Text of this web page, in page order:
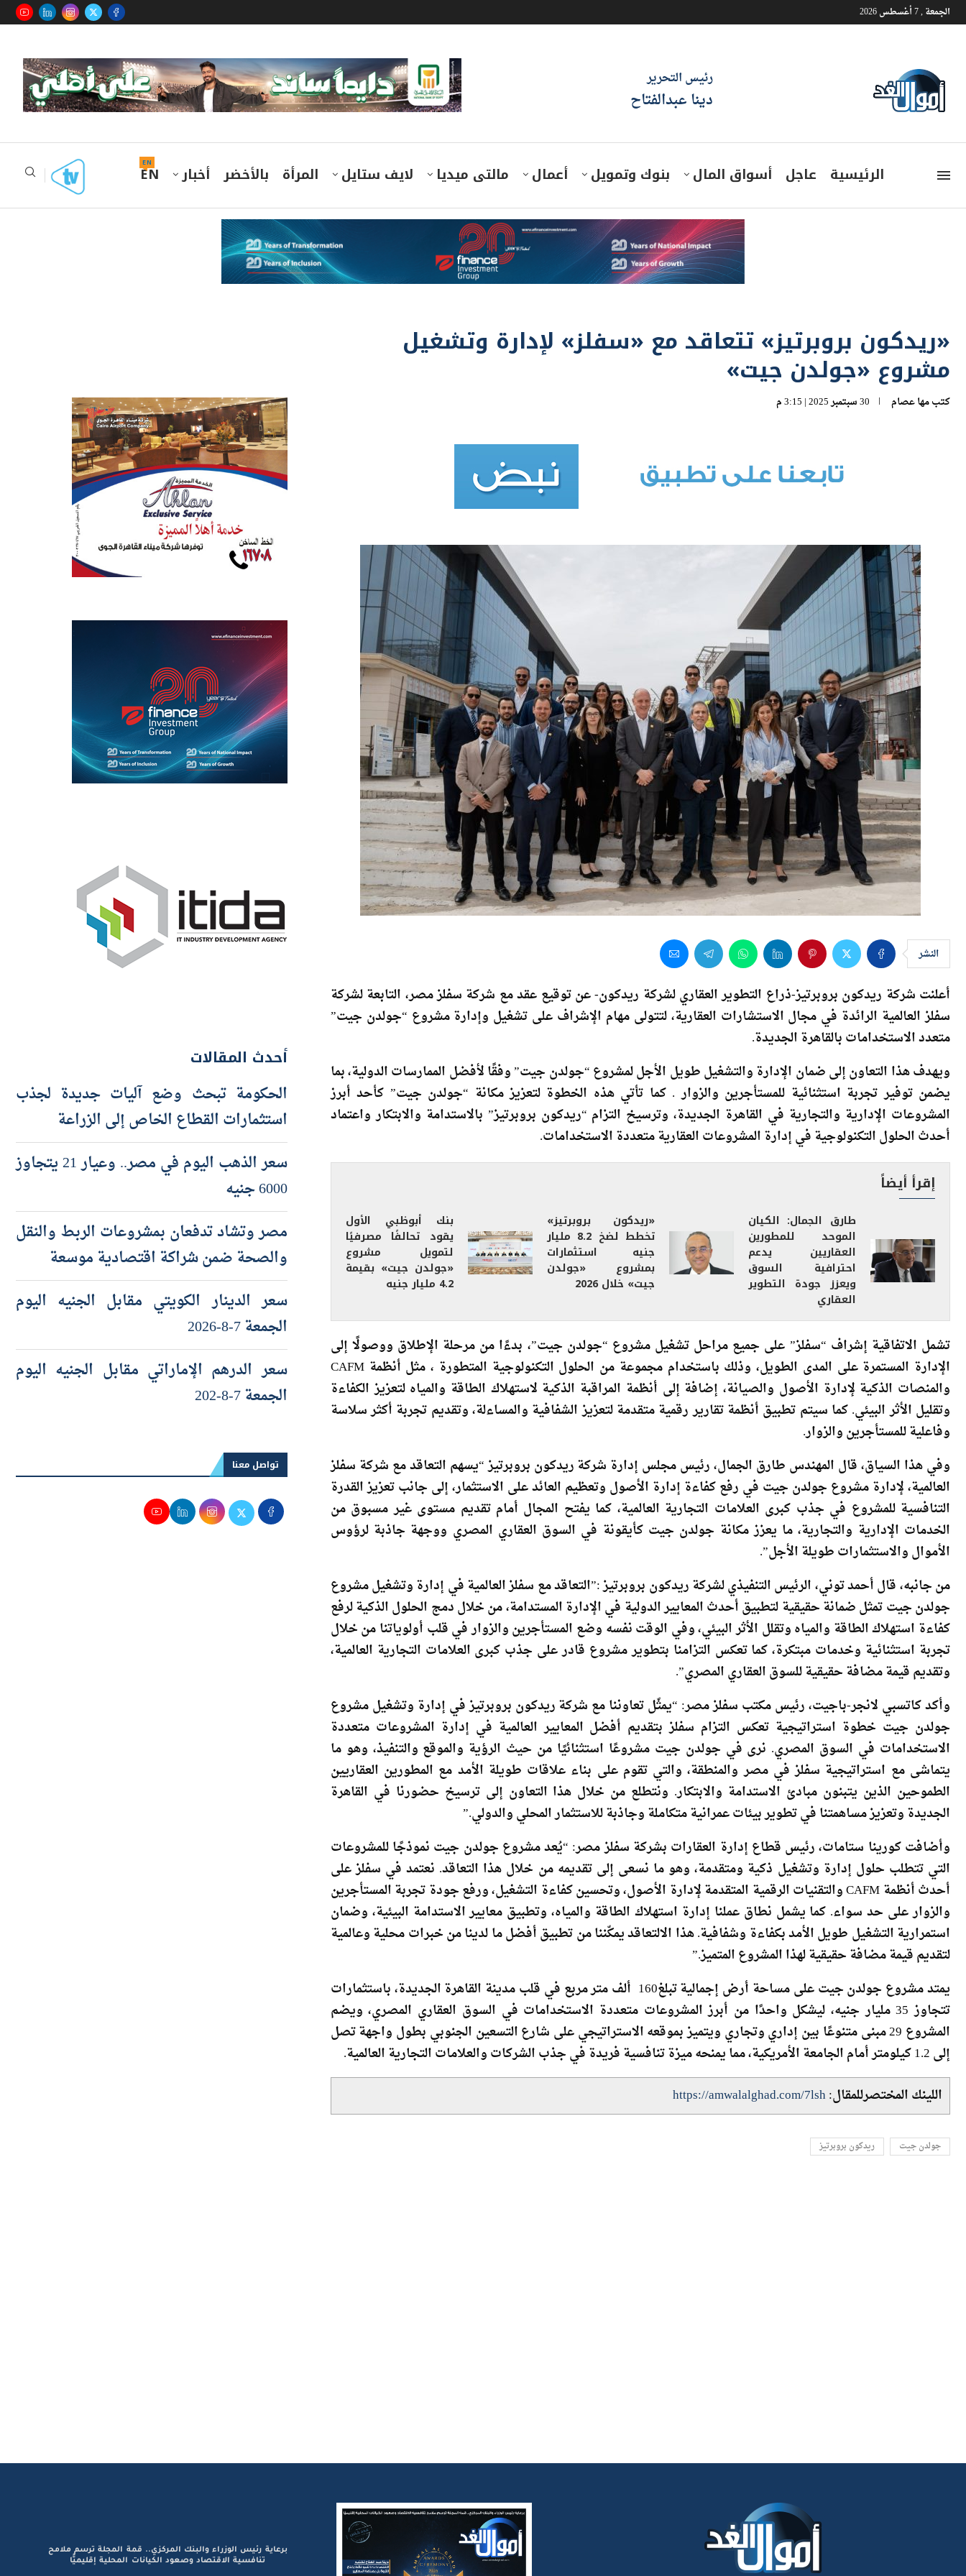
الجمعة , 7 أغسطس 2026
دينا عبدالفتاح
«ريدكون بروبرتيز» تتعاقد مع «سفلز» لإدارة وتشغيل
مشروع «جولدن جيت»
كتبمها عصام 30 سبتمبر 2025 | 3:15 م
النشر
أعلنت شركة ريدكون بروبرتيز-ذراع التطوير العقاري لشركة ريدكون- عن توقيع عقد مع شركة سفلز مصر، التابعة لشركة
سفلز العالمية الرائدة في مجال الاستشارات العقارية، لتتولى مهام الإشراف على تشغيل وإدارة مشروع “جولدن جيت”
متعدد الاستخدامات بالقاهرة الجديدة.
ويهدف هذا التعاون إلى ضمان الإدارة والتشغيل طويل الأجل لمشروع “جولدن جيت” وفقًا لأفضل الممارسات الدولية، بما
يضمن توفير تجربة استثنائية للمستأجرين والزوار . كما تأتي هذه الخطوة لتعزيز مكانة “جولدن جيت” كأحد أبرز
المشروعات الإدارية والتجارية في القاهرة الجديدة، وترسيخ التزام “ريدكون بروبرتيز” بالاستدامة والابتكار واعتماد
أحدث الحلول التكنولوجية في إدارة المشروعات العقارية متعددة الاستخدامات.
إقرأ أيضاً
احترافية السوق
ويعزز جودة التطوير
العقاري
بمشروع «جولدن
جيت» خلال 2026
«جولدن جيت» بقيمة
4.2 مليار جنيه
تشمل الاتفاقية إشراف “سفلز” على جميع مراحل تشغيل مشروع “جولدن جيت”، بدءًا من مرحلة الإطلاق ووصولًا إلى
الإدارة المستمرة على المدى الطويل، وذلك باستخدام مجموعة من الحلول التكنولوجية المتطورة ، مثل أنظمة CAFM
والمنصات الذكية لإدارة الأصول والصيانة، إضافة إلى أنظمة المراقبة الذكية لاستهلاك الطاقة والمياه لتعزيز الكفاءة
وتقليل الأثر البيئي. كما سيتم تطبيق أنظمة تقارير رقمية متقدمة لتعزيز الشفافية والمساءلة، وتقديم تجربة أكثر سلاسة
وفاعلية للمستأجرين والزوار.
وفي هذا السياق، قال المهندس طارق الجمال، رئيس مجلس إدارة شركة ريدكون بروبرتيز “يسهم التعاقد مع شركة سفلز
العالمية، لإدارة مشروع جولدن جيت في رفع كفاءة إدارة الأصول وتعظيم العائد على الاستثمار، إلى جانب تعزيز القدرة
التنافسية للمشروع في جذب كبرى العلامات التجارية العالمية، كما يفتح المجال أمام تقديم مستوى غير مسبوق من
الخدمات الإدارية والتجارية، ما يعزز مكانة جولدن جيت كأيقونة في السوق العقاري المصري ووجهة جاذبة لرؤوس
الأموال والاستثمارات طويلة الأجل”.
من جانبه، قال أحمد توني، الرئيس التنفيذي لشركة ريدكون بروبرتيز :”التعاقد مع سفلز العالمية في إدارة وتشغيل مشروع
جولدن جيت تمثل ضمانة حقيقية لتطبيق أحدث المعايير الدولية في الإدارة المستدامة، من خلال دمج الحلول الذكية لرفع
كفاءة استهلاك الطاقة والمياه وتقلل الأثر البيئي، وفي الوقت نفسه وضع المستأجرين والزوار في قلب أولوياتنا من خلال
تجربة استثنائية وخدمات مبتكرة، كما تعكس التزامنا بتطوير مشروع قادر على جذب كبرى العلامات التجارية العالمية،
وتقديم قيمة مضافة حقيقية للسوق العقاري المصري”.
وأكد كاتسبي لانجر-باجيت، رئيس مكتب سفلز مصر: “يمثّل تعاوننا مع شركة ريدكون بروبرتيز في إدارة وتشغيل مشروع
جولدن جيت خطوة استراتيجية تعكس التزام سفلز بتقديم أفضل المعايير العالمية في إدارة المشروعات متعددة
الاستخدامات في السوق المصري. نرى في جولدن جيت مشروعًا استثنائيًا من حيث الرؤية والموقع والتنفيذ، وهو ما
يتماشى مع استراتيجية سفلز في مصر والمنطقة، والتي تقوم على بناء علاقات طويلة الأمد مع المطورين العقاريين
الطموحين الذين يتبنون مبادئ الاستدامة والابتكار. ونتطلع من خلال هذا التعاون إلى ترسيخ حضورنا في القاهرة
الجديدة وتعزيز مساهمتنا في تطوير بيئات عمرانية متكاملة وجاذبة للاستثمار المحلي والدولي.”
وأضافت كورينا ستامات، رئيس قطاع إدارة العقارات بشركة سفلز مصر: “يُعد مشروع جولدن جيت نموذجًا للمشروعات
التي تتطلب حلول إدارة وتشغيل ذكية ومتقدمة، وهو ما نسعى إلى تقديمه من خلال هذا التعاقد. نعتمد في سفلز على
أحدث أنظمة CAFM والتقنيات الرقمية المتقدمة لإدارة الأصول، وتحسين كفاءة التشغيل، ورفع جودة تجربة المستأجرين
والزوار على حد سواء. كما يشمل نطاق عملنا إدارة استهلاك الطاقة والمياه، وتطبيق معايير الاستدامة البيئية، وضمان
استمرارية التشغيل طويل الأمد بكفاءة وشفافية. هذا الالتعاقد يمكّننا من تطبيق أفضل ما لدينا من خبرات محلية وعالمية
لتقديم قيمة مضافة حقيقية لهذا المشروع المتميز.”
يمتد مشروع جولدن جيت على مساحة أرض إجمالية تبلغ160 ألف متر مربع في قلب مدينة القاهرة الجديدة، باستثمارات
تتجاوز 35 مليار جنيه، ليشكل واحدًا من أبرز المشروعات متعددة الاستخدامات في السوق العقاري المصري، ويضم
المشروع 29 مبنى متنوعًا بين إداري وتجاري ويتميز بموقعه الاستراتيجي على شارع التسعين الجنوبي بطول واجهة تصل
إلى 1.2 كيلومتر أمام الجامعة الأمريكية، مما يمنحه ميزة تنافسية فريدة في جذب الشركات والعلامات التجارية العالمية.
اللينك المختصرللمقال:https://amwalalghad.com/7lsh
جولدن جيت ريدكون بروبرتيز
الحكومة تبحث وضع آليات جديدة لجذب
سعر الذهب اليوم في مصر.. وعيار 21 يتجاوز
6000 جنيه
مصر وتشاد تدفعان بمشروعات الربط والنقل
والصحة ضمن شراكة اقتصادية موسعة
سعر الدينار الكويتي مقابل الجنيه اليوم
الجمعة 7-8-2026
سعر الدرهم الإماراتي مقابل الجنيه اليوم
الجمعة 7-8-202
أموال الغد.. مجلة اقتصادية شاملة تصدر عن شركة نايل للصحافة والنشر
في احتفالها السنوي بالشركات القيادية
والشخصيات المؤثرة